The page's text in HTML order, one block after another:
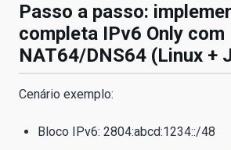
Passo a passo:
completa IPv6 Only com
NAT64/DNS64 (Linux +
Cenário exemplo:
Bloco IPv6: 2804:abcd:1234::/48